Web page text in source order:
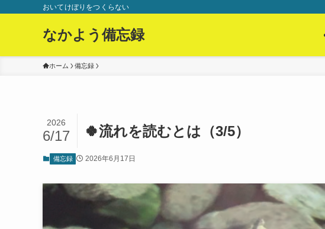
おいてけぼりをつくらない
なかよう備忘録
ホーム 備忘録
🍀流れを読むとは（3/5）
2026
6/17
備忘録 2026年6月17日